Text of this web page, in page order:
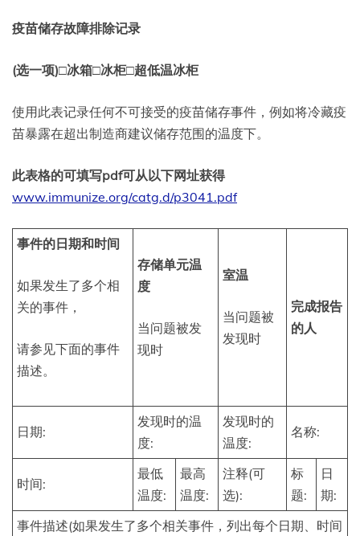
疫苗储存故障排除记录
(选一项)□冰箱□冰柜□超低温冰柜
使用此表记录任何不可接受的疫苗储存事件，例如将冷藏疫
苗暴露在超出制造商建议储存范围的温度下。
此表格的可填写pdf可从以下网址获得
www.immunize.org/catg.d/p3041.pdf
事件的日期和时间
如果发生了多个相
关的事件，
请参见下面的事件
描述。
存储单元温
度
当问题被发
现时
室温
当问题被
发现时
完成报告
的人
日期:
发现时的温
度:
发现时的
温度:
名称:
时间:
最低
温度:
最高
温度:
注释(可
选):
标
题:
日
期:
事件描述(如果发生了多个相关事件，列出每个日期、时间